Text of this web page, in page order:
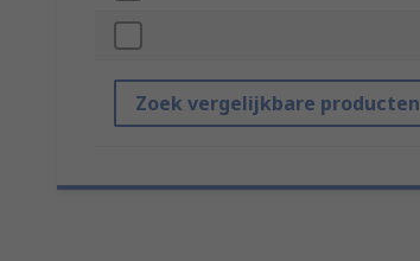
Zoek vergelijkbare producten